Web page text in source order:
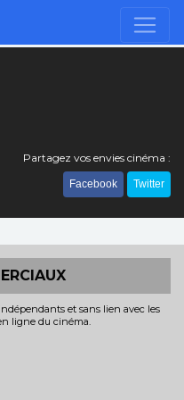
Partagez vos envies cinéma :
Facebook Twitter
et sans lien avec les
ligne du cinéma.